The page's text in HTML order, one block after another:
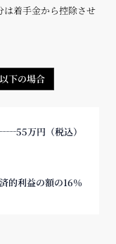
着手金から控除させ
下の場合
55万円（税込）
的利益の額の16％